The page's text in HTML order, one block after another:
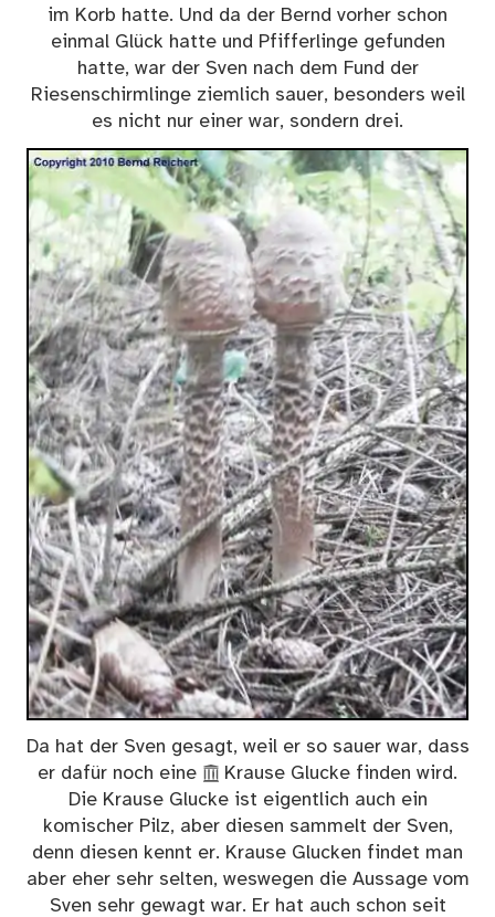
im Korb hatte. Und da der Bernd vorher schon
einmal Glück hatte und Pfifferlinge gefunden
hatte, war der Sven nach dem Fund der
Riesenschirmlinge ziemlich sauer, besonders weil
es nicht nur einer war, sondern drei.
Da hat der Sven gesagt, weil er so sauer war, dass
er dafür noch eine
Krause Glucke finden wird.
Die Krause Glucke ist eigentlich auch ein
komischer Pilz, aber diesen sammelt der Sven,
denn diesen kennt er. Krause Glucken findet man
aber eher sehr selten, weswegen die Aussage vom
Sven sehr gewagt war. Er hat auch schon seit